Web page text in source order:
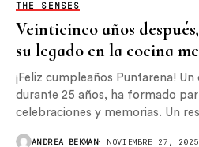
THE SENSES
Veinticinco años
su legado en la cocina
¡Feliz cumpleaños Puntarena!
durante 25 años, ha formado
celebraciones y memorias. Un
ANDREA BEKMAN NOVIEMBRE 27, 2025